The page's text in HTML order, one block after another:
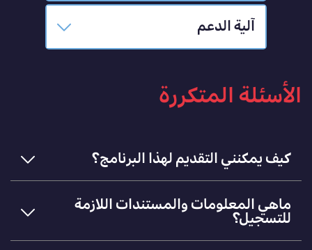
آلية الدعم
الأسئلة المتكررة
كيف يمكنني التقديم لهذا البرنامج؟
ماهي المعلومات والمستندات اللازمة
للتسجيل؟